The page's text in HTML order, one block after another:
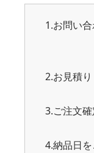
1.お問い
2.お見積り
3.ご注文確
4.納品日を